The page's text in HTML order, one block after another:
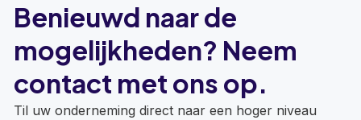
Benieuwd naar de
mogelijkheden? Neem
contact met ons op.
Til uw onderneming direct naar een hoger niveau